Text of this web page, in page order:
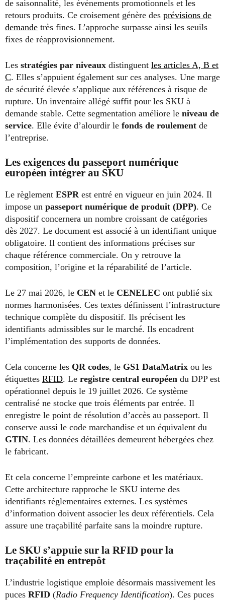
de saisonnalité, les événements promotionnels et les
retours produits. Ce croisement génère des prévisions de
demande très fines. L’approche surpasse ainsi les seuils
fixes de réapprovisionnement.
Les stratégies par niveaux distinguent les articles A, B et
C. Elles s’appuient également sur ces analyses. Une marge
de sécurité élevée s’applique aux références à risque de
rupture. Un inventaire allégé suffit pour les SKU à
demande stable. Cette segmentation améliore le niveau de
service. Elle évite d’alourdir le fonds de roulement de
l’entreprise.
Les exigences du passeport numérique
européen intégrer au SKU
Le règlement ESPRest entré en vigueur en juin 2024. Il
impose un passeport numérique de produit (DPP). Ce
dispositif concernera un nombre croissant de catégories
dès 2027. Le document est associé à un identifiant unique
obligatoire. Il contient des informations précises sur
chaque référence commerciale. On y retrouve la
composition, l’origine et la réparabilité de l’article.
Le 27 mai 2026, le CEN et le CENELEC ont publié six
normes harmonisées. Ces textes définissent l’infrastructure
technique complète du dispositif. Ils précisent les
identifiants admissibles sur le marché. Ils encadrent
l’implémentation des supports de données.
Cela concerne les QR codes, le GS1 DataMatrix ou les
étiquettes RFID. Le registre central européen du DPP est
opérationnel depuis le 19 juillet 2026. Ce système
centralisé ne stocke que trois éléments par entrée. Il
enregistre le point de résolution d’accès au passeport. Il
conserve aussi le code marchandise et un équivalent du
GTIN. Les données détaillées demeurent hébergées chez
le fabricant.
Et cela concerne l’empreinte carbone et les matériaux.
Cette architecture rapproche le SKU interne des
identifiants réglementaires externes. Les systèmes
d’information doivent associer les deux référentiels. Cela
assure une traçabilité parfaite sans la moindre rupture.
Le SKU s’appuie sur la RFID pour la
traçabilité en entrepôt
L’industrie logistique emploie désormais massivement les
puces RFID (Radio Frequency Identification). Ces puces